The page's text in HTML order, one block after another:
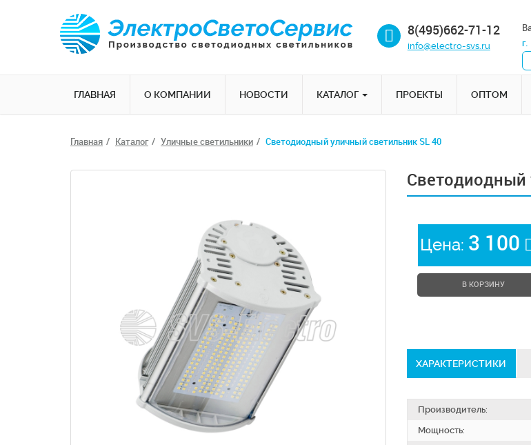
8(495)662-71-12
info@electro-svs.ru
ГЛАВНАЯ О КОМПАНИИ НОВОСТИ КАТАЛОГ ПРОЕКТЫ ОПТОМ
Главная Каталог Уличные светильники Светодиодный уличный светильник SL 40
Светодиодный
Цена: 3 100
В КОРЗИНУ
ХАРАКТЕРИСТИКИ
Производитель:
Мощность: